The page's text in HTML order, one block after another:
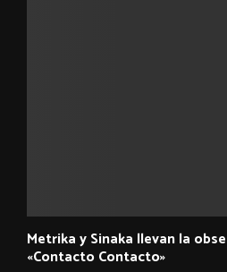
Metrika y Sinaka llevan la
«Contacto Contacto»